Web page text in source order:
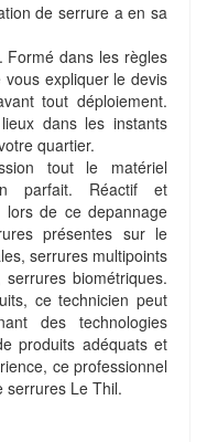
de serrure a en sa
Formé dans les règles
expliquer le devis
tout déploiement.
dans les instants
quartier.
tout le matériel
parfait. Réactif et
lors de ce depannage
présentes sur le
serrures multipoints
biométriques.
ce technicien peut
des technologies
produits adéquats et
ce professionnel
serrures Le Thil.